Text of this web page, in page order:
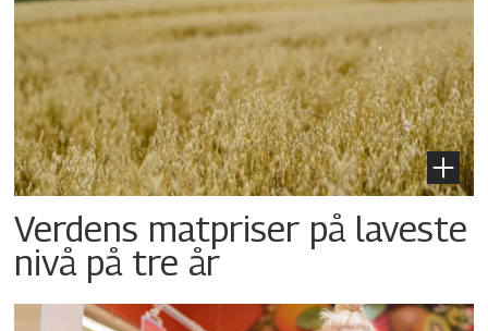
Verdens matpriser på laveste
nivå på tre år